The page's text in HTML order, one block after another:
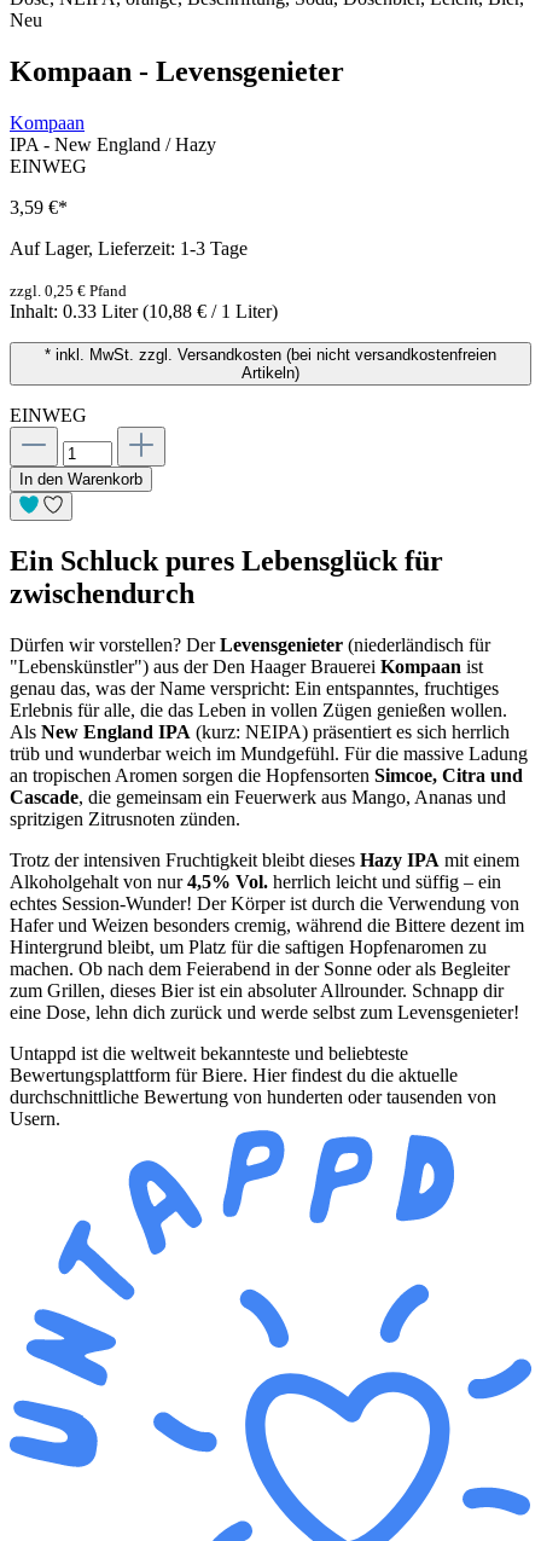
Kompaan - Levensgenieter
Kompaan
IPA - New England / Hazy
EINWEG
3,59 €*
Auf Lager, Lieferzeit: 1-3 Tage
zzgl. 0,25 € Pfand
Inhalt: 0.33 Liter(10,88 € / 1 Liter)
* inkl. MwSt. zzgl. Versandkosten (bei nicht versandkostenfreien
Artikeln)
EINWEG
In den Warenkorb
Ein Schluck pures Lebensglück für
zwischendurch
Dürfen wir vorstellen? DerLevensgenieter (niederländisch für
"Lebenskünstler") aus der Den Haager Brauerei Kompaan ist
genau das, was der Name verspricht: Ein entspanntes, fruchtiges
Erlebnis für alle, die das Leben in vollen Zügen genießen wollen.
Als New England IPA (kurz: NEIPA) präsentiert es sich herrlich
trüb und wunderbar weich im Mundgefühl. Für die massive Ladung
an tropischen Aromen sorgen die Hopfensorten Simcoe, Citra und
Cascade, die gemeinsam ein Feuerwerk aus Mango, Ananas und
spritzigen Zitrusnoten zünden.
Trotz der intensiven Fruchtigkeit bleibt dieses Hazy IPA mit einem
Alkoholgehalt von nur4,5% Vol. herrlich leicht und süffig – ein
echtes Session-Wunder! Der Körper ist durch die Verwendung von
Hafer und Weizen besonders cremig, während die Bittere dezent im
Hintergrund bleibt, um Platz für die saftigen Hopfenaromen zu
machen. Ob nach dem Feierabend in der Sonne oder als Begleiter
zum Grillen, dieses Bier ist ein absoluter Allrounder. Schnapp dir
eine Dose, lehn dich zurück und werde selbst zum Levensgenieter!
Untappd ist die weltweit bekannteste und beliebteste
Bewertungsplattform für Biere. Hier findest du die aktuelle
durchschnittliche Bewertung von hunderten oder tausenden von
Usern.